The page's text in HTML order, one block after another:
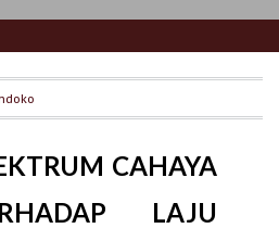
CAHAYA
LAJU